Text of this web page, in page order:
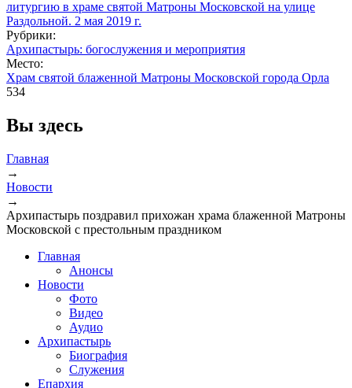
Рубрики:
Архипастырь: богослужения и мероприятия
Место:
Храм святой блаженной Матроны Московской города Орла
534
Вы здесь
Главная
→
Новости
→
Архипастырь поздравил прихожан храма блаженной Матроны
Московской с престольным праздником
Главная
Анонсы
Новости
Фото
Видео
Аудио
Архипастырь
Биография
Служения
Епархия